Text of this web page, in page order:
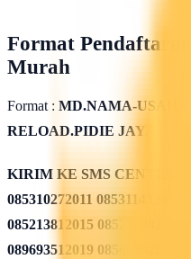
Format
Murah
Format : MD.NAMA-
RELOAD.PIDIE JAYA
KIRIM KE SMS CENTER
085310272011 085311432012
085213812015 085215082016
089693512019 08568582020